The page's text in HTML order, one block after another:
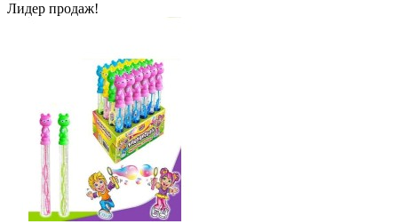
Лидер продаж!